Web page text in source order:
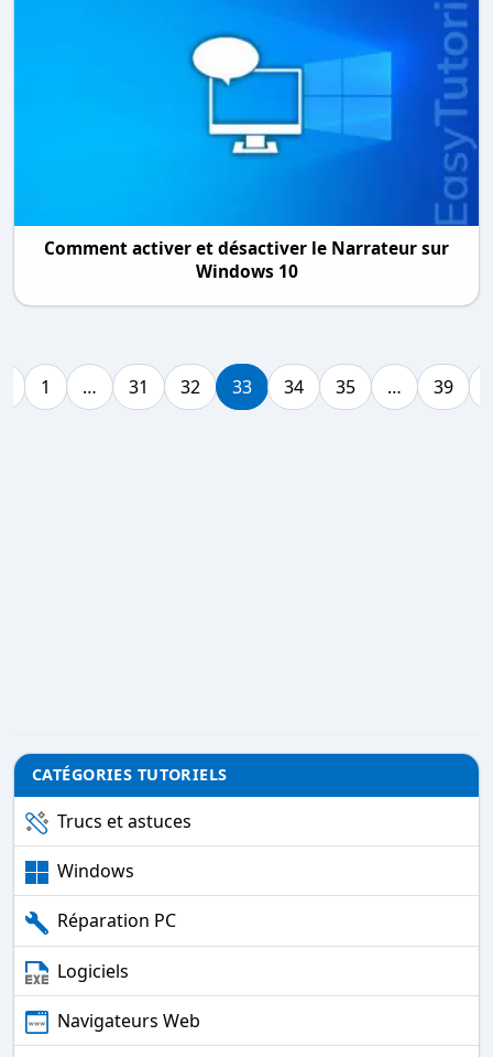
Comment activer et désactiver le Narrateur sur
Windows 10
1 … 31 32 33 34 35 … 39
CATÉGORIES TUTORIELS
Trucs et astuces
Windows
Réparation PC
Logiciels
Navigateurs Web